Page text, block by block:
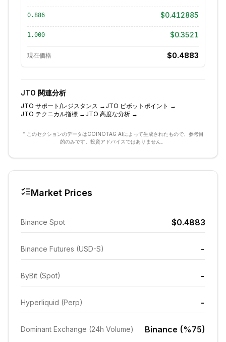
0.886 $0.412885
1.000 $0.3521
現在価格 $0.4883
JTO 関連分析
JTO サポート/レジスタンス → JTO ピボットポイント →
JTO テクニカル指標 → JTO 高度な分析 →
* このセクションのデータはCOINOTAG AIによって生成されたもので、参考目
的のみです。投資アドバイスではありません。
Market Prices
Binance Spot $0.4883
Binance Futures (USD-S) -
ByBit (Spot) -
Hyperliquid (Perp) -
Dominant Exchange (24h Volume) Binance (%75)